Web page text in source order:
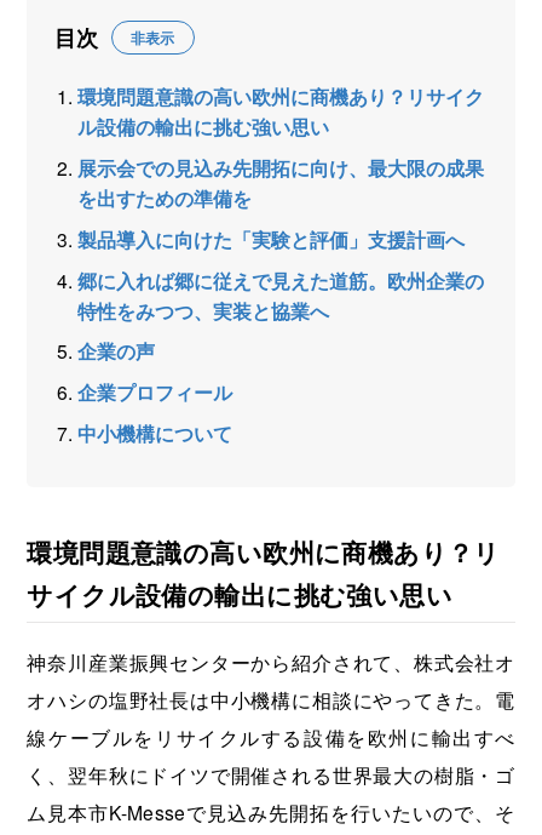
目次 非表示
環境問題意識の高い欧州に商機あり？リサイク
ル設備の輸出に挑む強い思い
展示会での見込み先開拓に向け、最大限の成果
を出すための準備を
製品導入に向けた「実験と評価」支援計画へ
郷に入れば郷に従えで見えた道筋。欧州企業の
特性をみつつ、実装と協業へ
企業の声
企業プロフィール
中小機構について
環境問題意識の高い欧州に商機あり？リ
サイクル設備の輸出に挑む強い思い
神奈川産業振興センターから紹介されて、株式会社オ
オハシの塩野社長は中小機構に相談にやってきた。電
線ケーブルをリサイクルする設備を欧州に輸出すべ
く、翌年秋にドイツで開催される世界最大の樹脂・ゴ
ム見本市K-Messeで見込み先開拓を行いたいので、そ